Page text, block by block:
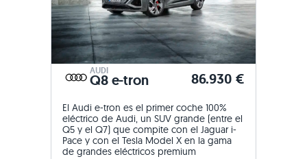
AUDI
Q8 e-tron 86.930 €
El Audi e-tron es el primer coche 100%
eléctrico de Audi, un SUV grande (entre el
Q5 y el Q7) que compite con el Jaguar i-
Pace y con el Tesla Model X en la gama
de grandes eléctricos premium